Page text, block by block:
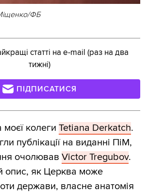
ФБ
статті на e-mail (раз на два
тижні)
ПІДПИСАТИСЯ
колеги Tetiana Derkatch.
публікації на виданні ПіМ,
очолював Victor Tregubov.
опис, як Церква може
держави, власне анатомія